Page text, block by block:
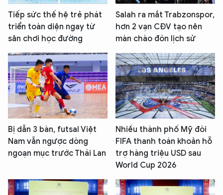
Tiếp sức thế hệ trẻ phát
triển toàn diện ngay từ
sân chơi học đường
Salah ra mắt Trabzonspor,
hơn 2 vạn CĐV tạo nên
màn chào đón lịch sử
Bị dẫn 3 bàn, futsal Việt
Nam vẫn ngược dòng
ngoạn mục trước Thái Lan
Nhiều thành phố Mỹ đòi
FIFA thanh toán khoản hỗ
trợ hàng triệu USD sau
World Cup 2026